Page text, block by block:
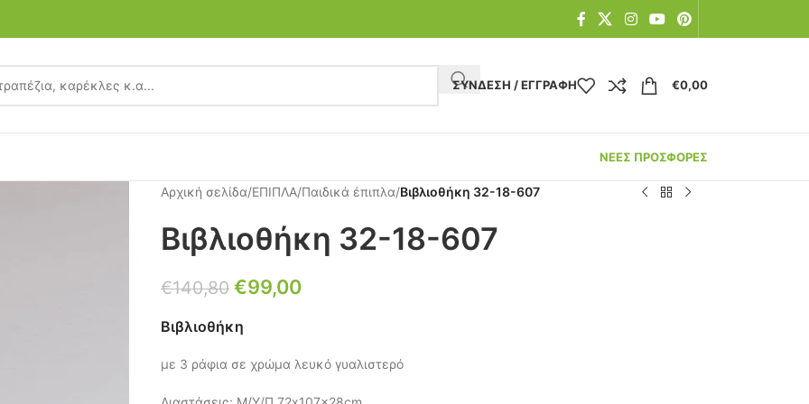
ΣΎΝΔΕΣΗ / ΕΓΓΡΑΦΉ €0,00
ΝΕΕΣ ΠΡΟΣΦΟΡΕΣ
Αρχική σελίδα/ΕΠΙΠΛΑ/Παιδικά έπιπλα/Βιβλιοθήκη 32-18-607
Βιβλιοθήκη 32-18-607
€140,80 €99,00
Βιβλιοθήκη
με 3 ράφια σε χρώμα λευκό γυαλιστερό